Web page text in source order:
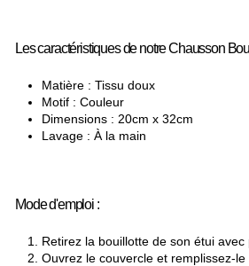
Les caractéristiques de notre Chausson
Matière : Tissu doux
Motif : Couleur
Dimensions : 20cm x 32cm
Lavage : À la main
Mode d'emploi :
Retirez la bouillotte de son étui avec
Ouvrez le couvercle et remplissez-